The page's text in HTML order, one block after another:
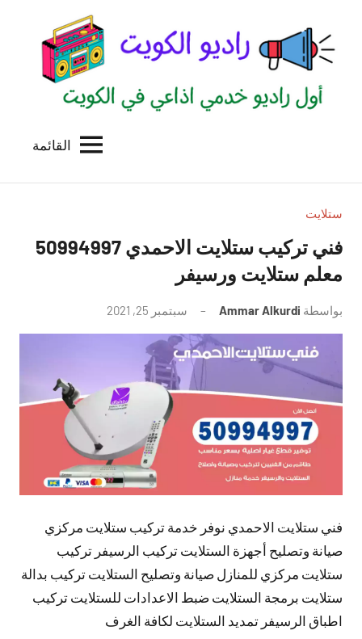
المحتوى
الكويت
للاعلانات
بالكويت
القائمة
ستلايت
فني تركيب ستلايت الاحمدي 50994997
معلم ستلايت ورسيفر
بواسطة Ammar Alkurdi سبتمبر 25, 2021
توجد
فني ستلايت الاحمدي نوفر خدمة تركيب ستلايت مركزي
صيانة وتصليح أجهزة الستلايت تركيب الرسيفر تركيب
ستلايت مركزي للمنازل صيانة وتصليح الستلايت تركيب بدالة
ستلايت برمجة الستلايت ضبط الاعدادات للستلايت تركيب
اطباق الرسيفر تمديد الستلايت لكافة الغرف